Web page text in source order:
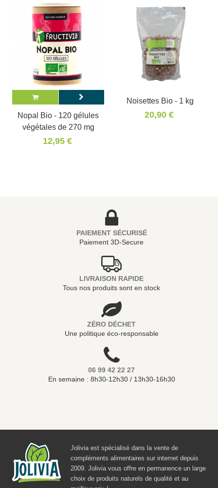
Nopal Bio - 120 gélules
végétales de 270 mg
12,95 €
Noisettes Bio - 1 kg
20,90 €
PAIEMENT SÉCURISÉ
Paiement 3D-Secure
LIVRAISON RAPIDE
Tous nos produits sont en stock
ZÉRO DÉCHET
Une politique éco-responsable
06 99 42 22 27
En semaine : 8h30-12h30 / 13h30-16h30
Jolivia est spécialisé dans la vente de
compléments alimentaires sur internet depuis
2009. Jolivia vous offre en permanence un large
choix de produits naturels de qualité et au